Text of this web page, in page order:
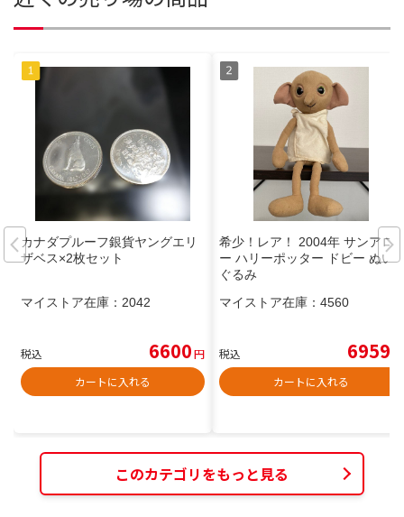
カナダプルーフ銀貨ヤングエリ
ザベス×2枚セット
マイストア在庫： 2042
税込 6600円
カートに入れる
希少！レア！ 2004年 サンアロ
ー ハリーポッター ドビー ぬい
ぐるみ
マイストア在庫： 4560
税込 6959
カートに入れる
このカテゴリをもっと見る